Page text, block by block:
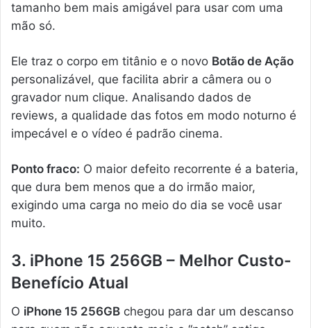
tamanho bem mais amigável para usar com uma
mão só.
Ele traz o corpo em titânio e o novo Botão de Ação
personalizável, que facilita abrir a câmera ou o
gravador num clique. Analisando dados de
reviews, a qualidade das fotos em modo noturno é
impecável e o vídeo é padrão cinema.
Ponto fraco: O maior defeito recorrente é a bateria,
que dura bem menos que a do irmão maior,
exigindo uma carga no meio do dia se você usar
muito.
3. iPhone 15 256GB – Melhor Custo-
Benefício Atual
O iPhone 15 256GB chegou para dar um descanso